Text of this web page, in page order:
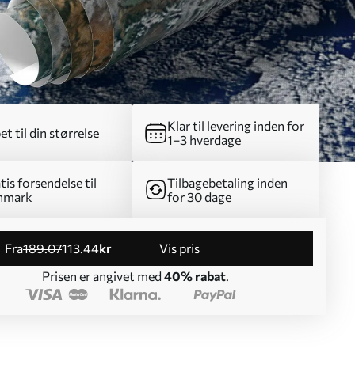
til din størrelse
Klar til levering inden for
1–3 hverdage
forsendelse til
Tilbagebetaling inden
for 30 dage
fra189.07113.44kr
Vis pris
Prisen er angivet med 40% rabat.